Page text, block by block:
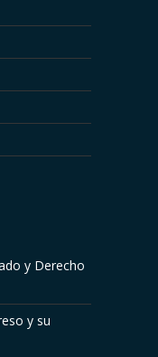
y Derecho
y su